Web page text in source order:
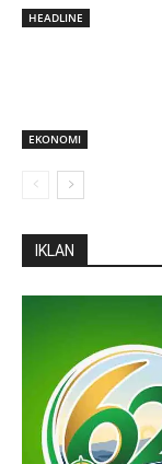
HEADLINE
EKONOMI
IKLAN